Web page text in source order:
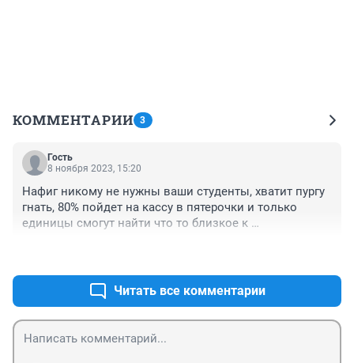
КОММЕНТАРИИ 3
Гость
8 ноября 2023, 15:20
Нафиг никому не нужны ваши студенты, хватит пургу
гнать, 80% пойдет на кассу в пятерочки и только
единицы смогут найти что то близкое к
Читать все комментарии